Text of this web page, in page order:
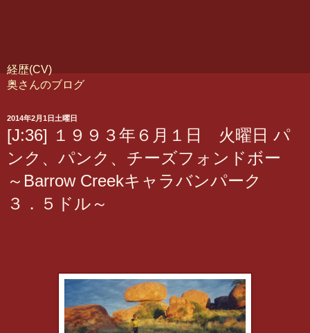
経歴(CV)
奥さんのブログ
2014年2月1日土曜日
[J:36] １９９３年６月１日 火曜日 パ
ンク、パンク、チーズフォンドボー
～Barrow Creekキャラバンパーク
３．５ドル～